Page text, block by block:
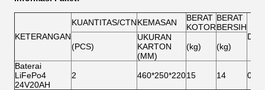
KETERANGAN
KUANTITAS/CTNKEMASAN
BERAT
KOTOR
BERAT
BERSIH
(PCS)
UKURAN
KARTON
(MM)
(kg) (kg)
Baterai
LiFePo4
24V20AH
2 460*250*22015 14 0,03